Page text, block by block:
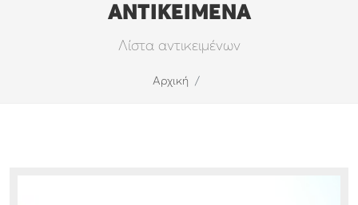
ΑΝΤΙΚΕΙΜΕΝΑ
Λίστα αντικειμένων
Αρχική